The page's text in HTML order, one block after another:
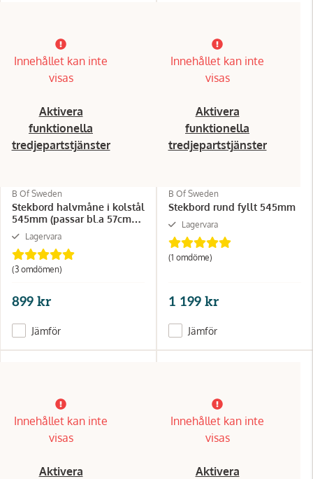
Innehållet kan inte
visas
Aktivera
funktionella
tredjepartstjänster
B Of Sweden
Stekbord halvmåne i kolstål
545mm (passar bl.a 57cm
grillar)
Lagervara
(3 omdömen)
899 kr
Jämför
Innehållet kan inte
visas
Aktivera
funktionella
tredjepartstjänster
B Of Sweden
Stekbord rund fyllt 545mm
Lagervara
(1 omdöme)
1 199 kr
Jämför
Innehållet kan inte
visas
Aktivera
Innehållet kan inte
visas
Aktivera